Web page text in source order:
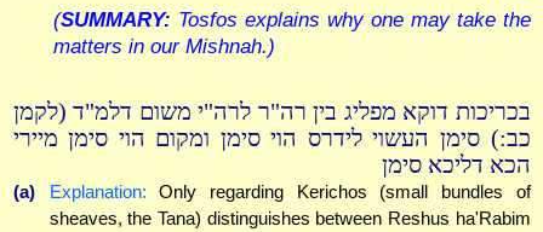
(SUMMARY: Tosfos explains why one may take the
matters in our Mishnah.)
בכריכות דוקא מפליג בין רה"ר לרה"י משום דלמ"ד (לקמן
כב:) סימן העשוי לידרס הוי סימן ומקום הוי סימן מיירי
הכא דליכא סימן
(a) Explanation: Only regarding Kerichos (small bundles of
sheaves, the Tana) distinguishes between Reshus ha'Rabim